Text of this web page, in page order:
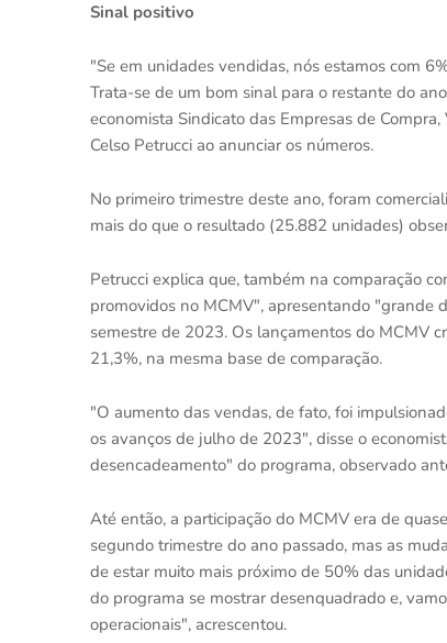
Sinal positivo
"Se em unidades vendidas, nós estamos com
Trata-se de um bom sinal para o restante do
economista Sindicato das Empresas de
Celso Petrucci ao anunciar os números.
No primeiro trimestre deste ano, foram
mais do que o resultado (25.882 unidades)
Petrucci explica que, também na comparação
promovidos no MCMV", apresentando "grande
semestre de 2023. Os lançamentos do MCMV
21,3%, na mesma base de comparação.
"O aumento das vendas, de fato, foi
os avanços de julho de 2023", disse o
desencadeamento" do programa, observado
Até então, a participação do MCMV era de
segundo trimestre do ano passado, mas as
de estar muito mais próximo de 50% das
do programa se mostrar desenquadrado e,
operacionais", acrescentou.